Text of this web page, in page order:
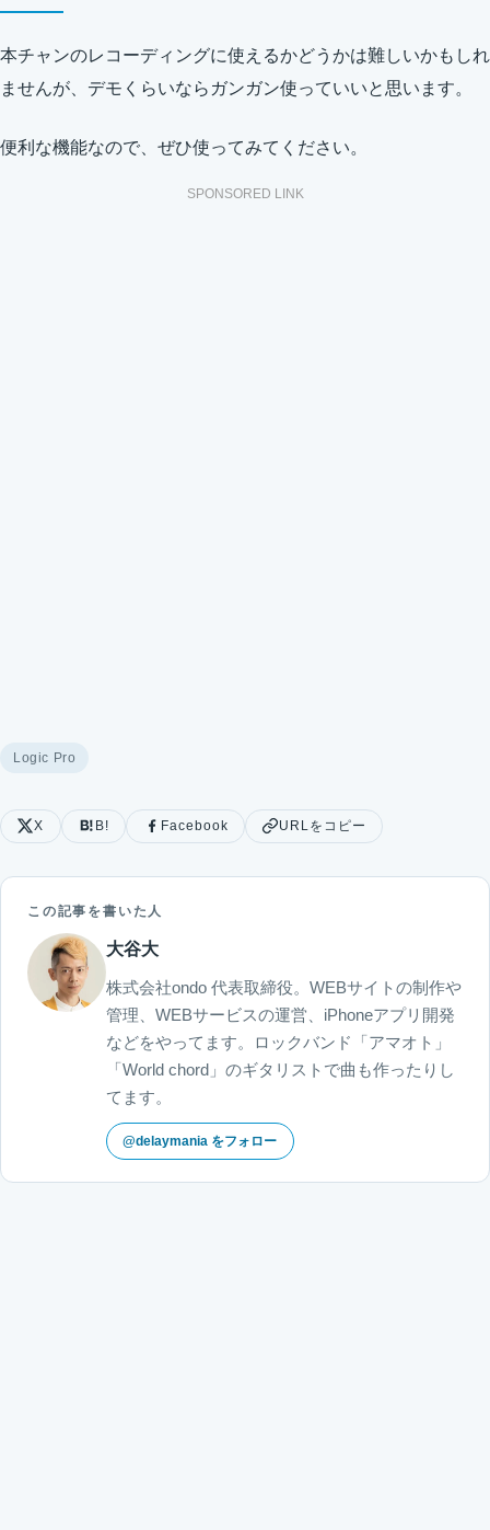
本チャンのレコーディングに使えるかどうかは難しいかもしれ
ませんが、デモくらいならガンガン使っていいと思います。
便利な機能なので、ぜひ使ってみてください。
SPONSORED LINK
Logic Pro
X B! Facebook URLをコピー
この記事を書いた人
大谷大
株式会社ondo 代表取締役。WEBサイトの制作や
管理、WEBサービスの運営、iPhoneアプリ開発
などをやってます。ロックバンド「アマオト」
「World chord」のギタリストで曲も作ったりし
てます。
@delaymania をフォロー